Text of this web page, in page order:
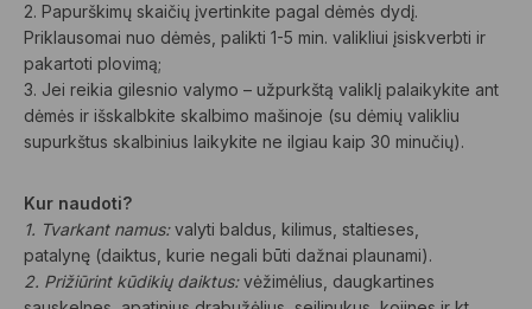
2. Papurškimų skaičių įvertinkite pagal dėmės dydį.
Priklausomai nuo dėmės, palikti 1-5 min. valikliui įsiskverbti ir
pakartoti plovimą;
3. Jei reikia gilesnio valymo – užpurkštą valiklį palaikykite ant
dėmės ir išskalbkite skalbimo mašinoje (su dėmių valikliu
supurkštus skalbinius laikykite ne ilgiau kaip 30 minučių).
Kur naudoti?
1. Tvarkant namus:valyti baldus, kilimus, staltieses,
patalynę (daiktus, kurie negali būti dažnai plaunami).
2. Prižiūrint kūdikių daiktus:vėžimėlius, daugkartines